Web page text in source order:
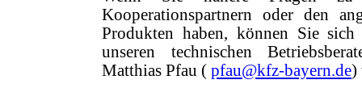
Kooperationspartnern oder den
Produkten haben, können Sie sich
unseren technischen
Matthias Pfau ( pfau@kfz-bayern.de)